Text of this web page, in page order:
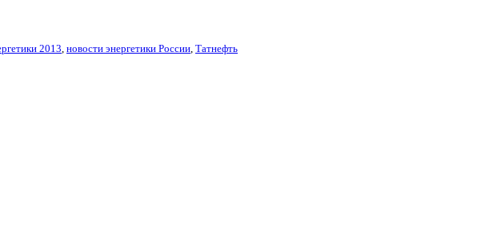
2013 новости энергетики России Татнефть